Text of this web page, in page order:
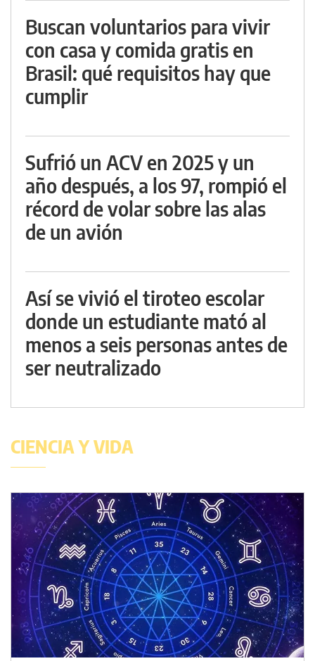
Buscan voluntarios para vivir
con casa y comida gratis en
Brasil: qué requisitos hay que
cumplir
Sufrió un ACV en 2025 y un
año después, a los 97, rompió el
récord de volar sobre las alas
de un avión
Así se vivió el tiroteo escolar
donde un estudiante mató al
menos a seis personas antes de
ser neutralizado
CIENCIA Y VIDA